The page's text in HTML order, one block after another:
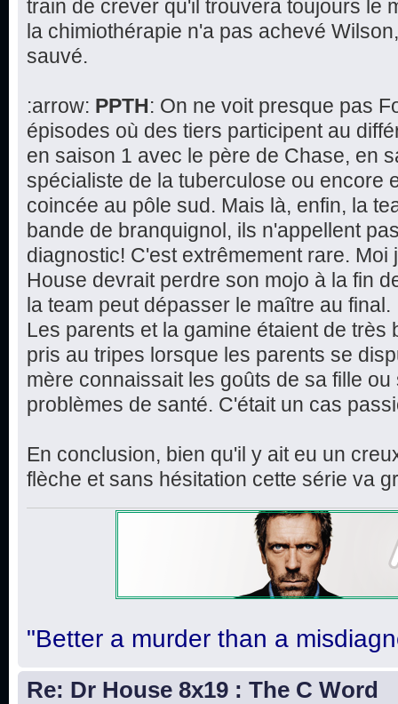
train de crever qu'il trouvera toujours le
la chimiothérapie n'a pas achevé
sauvé.
:arrow: PPTH: On ne voit presque pas
épisodes où des tiers participent au
en saison 1 avec le père de Chase, en
spécialiste de la tuberculose ou encore
coincée au pôle sud. Mais là, enfin, la
bande de branquignol, ils n'appellent
diagnostic! C'est extrêmement rare. Moi
House devrait perdre son mojo à la fin
la team peut dépasser le maître au final.
Les parents et la gamine étaient de très
pris au tripes lorsque les parents se
mère connaissait les goûts de sa fille
problèmes de santé. C'était un cas
En conclusion, bien qu'il y ait eu un
flèche et sans hésitation cette série va
"Better a murder than a
Re: Dr House 8x19 : The C Word